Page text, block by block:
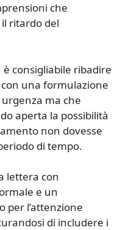
che
ritardo del
consigliabile ribadire
una formulazione
ma che
aperta la possibilità
non dovesse
di tempo.
lettera con
e un
per l’attenzione
di includere i